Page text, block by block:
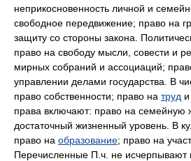
неприкосновенность личной и
свободное передвижение; право на
защиту со стороны закона.
право на свободу мысли, совести и
мирных собраний и ассоциаций;
управлении делами государства. В
право собственности; право на труд
права включают: право на семейную
достаточный жизненный уровень. В
право на образование; право на
Перечисленные П.ч. не исчерпывают